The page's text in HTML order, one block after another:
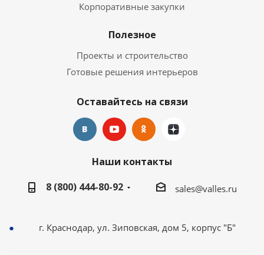
Корпоративные закупки
Полезное
Проекты и строительство
Готовые решения интерьеров
Оставайтесь на связи
Наши контакты
8 (800) 444-80-92
sales@valles.ru
г. Краснодар, ул. Зиповская, дом 5, корпус "Б"